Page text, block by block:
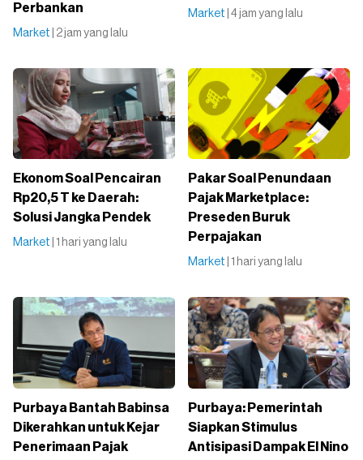
Perbankan
Market | 2 jam yang lalu
Market | 4 jam yang lalu
Ekonom Soal Pencairan
Rp20,5 T ke Daerah:
Solusi Jangka Pendek
Market | 1 hari yang lalu
Pakar Soal Penundaan
Pajak Marketplace:
Preseden Buruk
Perpajakan
Market | 1 hari yang lalu
Purbaya Bantah Babinsa
Dikerahkan untuk Kejar
Penerimaan Pajak
Purbaya: Pemerintah
Siapkan Stimulus
Antisipasi Dampak El Nino